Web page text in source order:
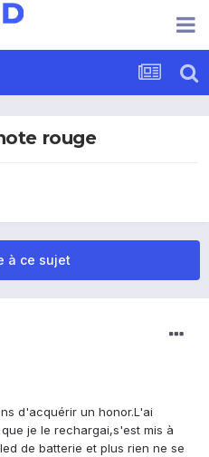
rouge
à ce sujet
d'acquérir un honor.L'ai
je le rechargai,s'est mis à
de batterie et plus rien ne se